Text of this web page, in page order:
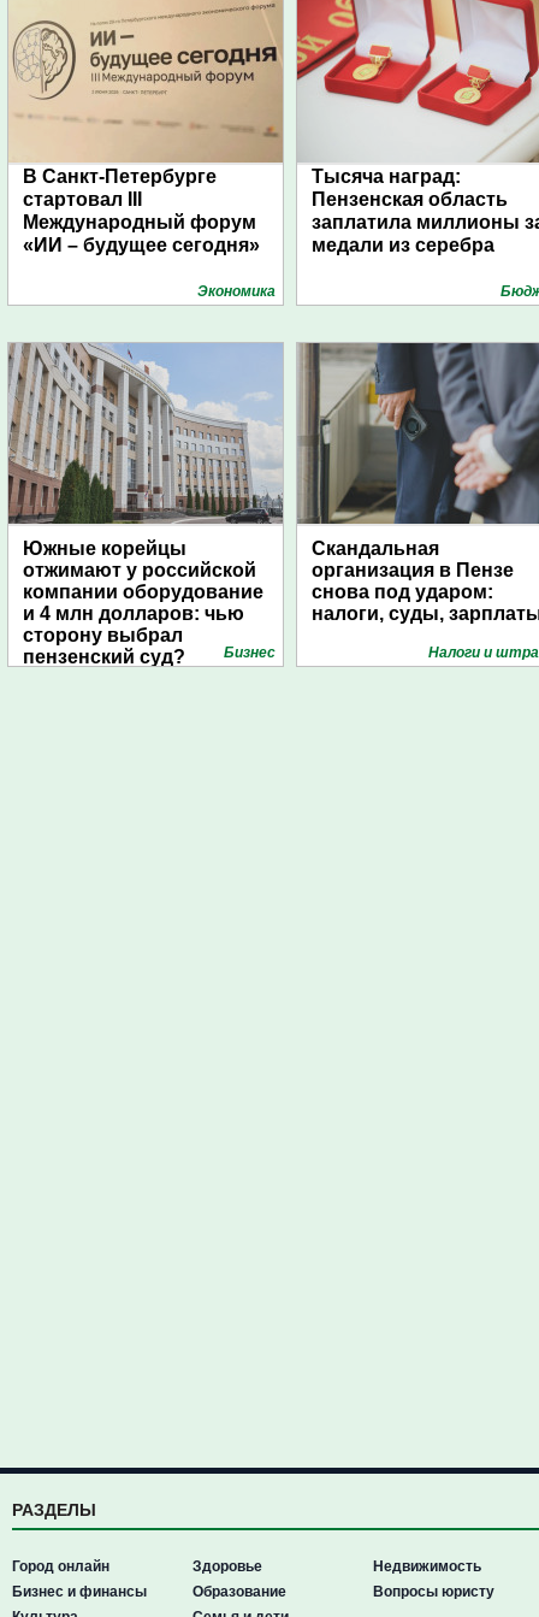
В Санкт-Петербурге
стартовал III
Международный форум
«ИИ – будущее сегодня»
Экономика
Тысяча наград:
Пензенская область
заплатила миллионы
медали из серебра
Южные корейцы
отжимают у российской
компании оборудование
и 4 млн долларов: чью
сторону выбрал
пензенский суд?
Бизнес
Скандальная
организация в Пензе
снова под ударом:
налоги, суды,
Налоги и
РАЗДЕЛЫ
Город онлайн
Бизнес и финансы
Здоровье
Образование
Недвижимость
Вопросы юристу